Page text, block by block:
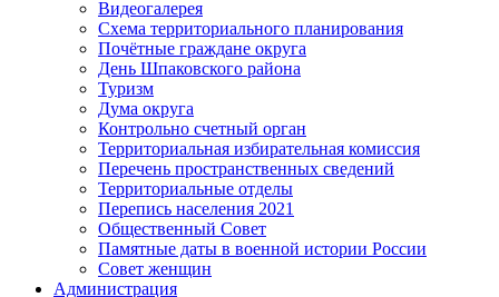
Видеогалерея
Схема территориального планирования
Почётные граждане округа
День Шпаковского района
Туризм
Дума округа
Контрольно счетный орган
Территориальная избирательная комиссия
Перечень пространственных сведений
Территориальные отделы
Перепись населения 2021
Общественный Совет
Памятные даты в военной истории России
Совет женщин
Администрация